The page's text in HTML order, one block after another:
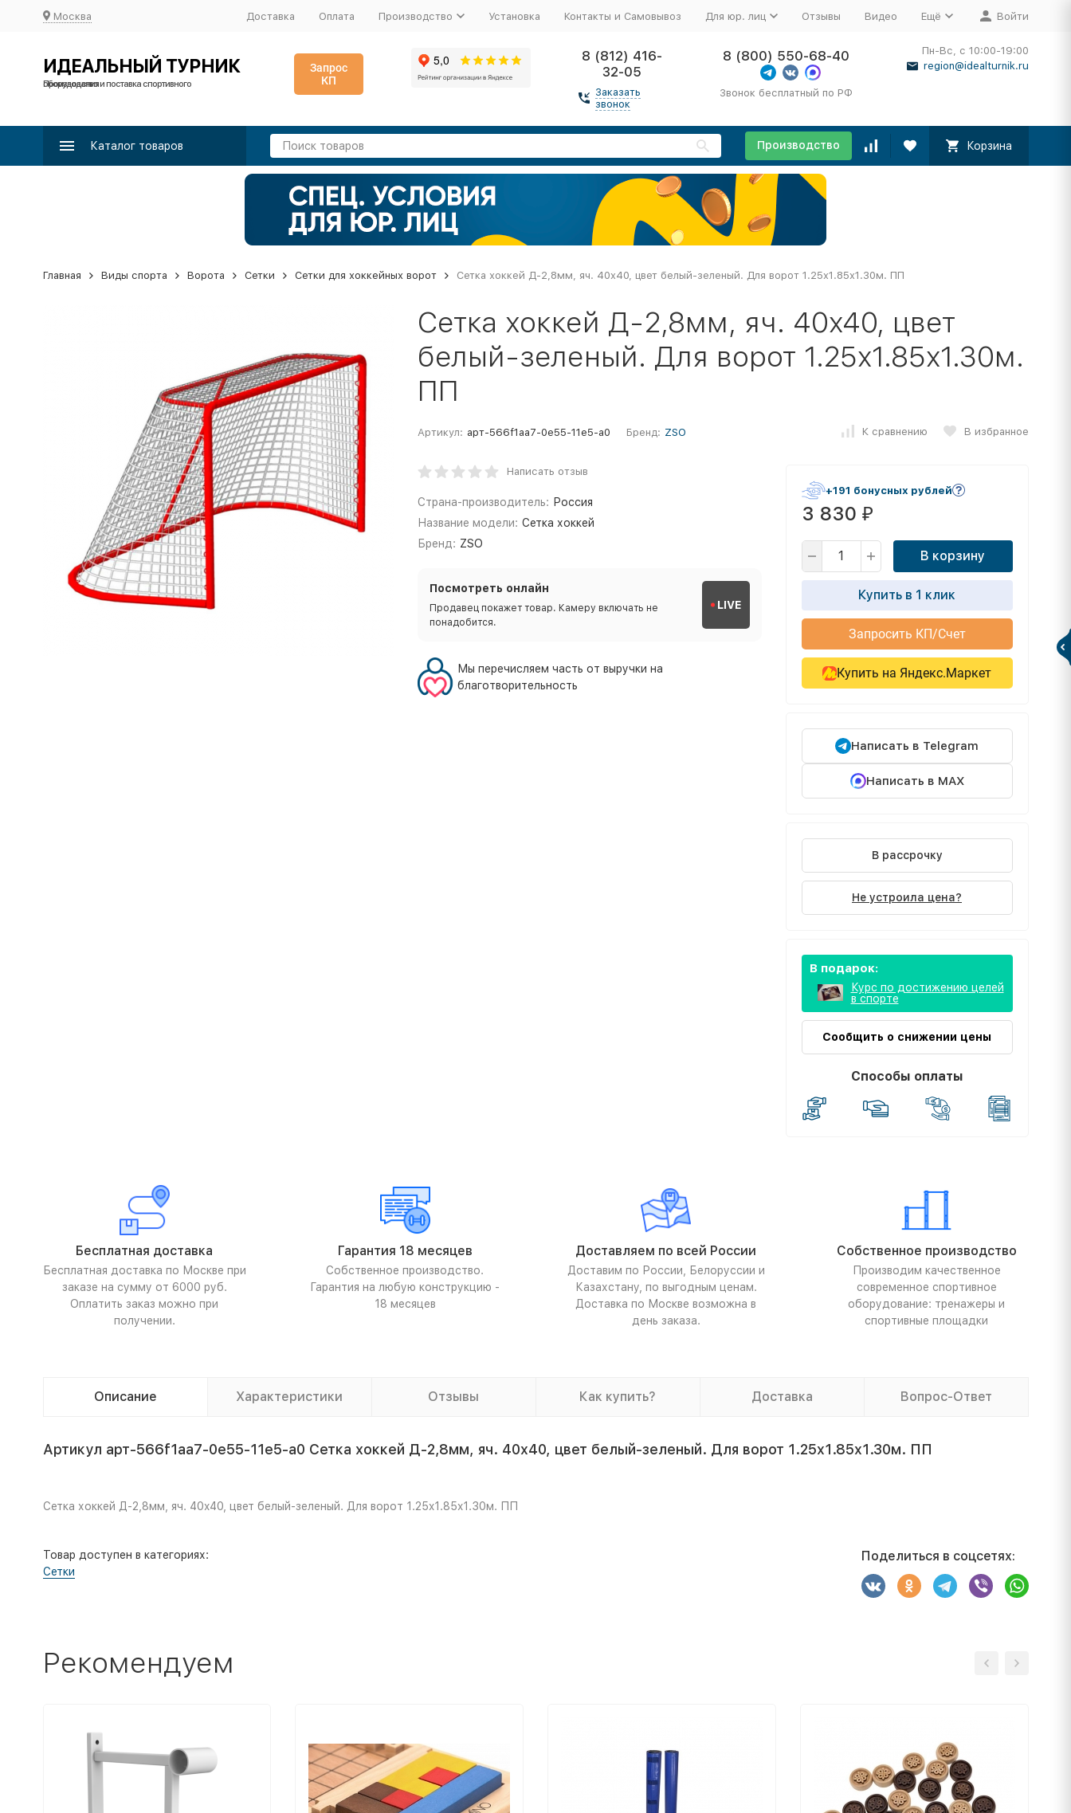
Москва Доставка Оплата Производство Установка Контакты и Самовывоз Для юр. лиц Отзывы Видео Ещё Войти
ИДЕАЛЬНЫЙ ТУРНИК
Производство и поставка спортивного оборудования
Запрос
КП
8 (812) 416-
32-05
Заказать
звонок
8 (800) 550-68-40
Звонок бесплатный по РФ
Пн-Вс, с 10:00-19:00
region@idealturnik.ru
Каталог товаров Производство Корзина
Главная Виды спорта Ворота Сетки Сетки для хоккейных ворот Сетка хоккей Д-2,8мм, яч. 40x40, цвет белый-зеленый. Для ворот 1.25x1.85x1.30м. ПП
Сетка хоккей Д-2,8мм, яч. 40x40, цвет
белый-зеленый. Для ворот 1.25x1.85x1.30м.
ПП
Артикул: арт-566f1aa7-0e55-11e5-a0 Бренд: ZSO К сравнению В избранное
Написать отзыв
Страна-производитель: Россия
Название модели: Сетка хоккей
Бренд: ZSO
Посмотреть онлайн
Продавец покажет товар. Камеру включать не
понадобится.
LIVE
Мы перечисляем часть от выручки на
благотворительность
+191 бонусных рублей
3 830 ₽
В корзину
Купить в 1 клик
Запросить КП/Счет
Купить на Яндекс.Маркет
Написать в Telegram
Написать в MAX
В рассрочку
Не устроила цена?
В подарок:
Курс по достижению целей
в спорте
Сообщить о снижении цены
Способы оплаты
Бесплатная доставка
Бесплатная доставка по Москве при
заказе на сумму от 6000 руб.
Оплатить заказ можно при
получении.
Гарантия 18 месяцев
Собственное производство.
Гарантия на любую конструкцию -
18 месяцев
Доставляем по всей России
Доставим по России, Белоруссии и
Казахстану, по выгодным ценам.
Доставка по Москве возможна в
день заказа.
Собственное производство
Производим качественное
современное спортивное
оборудование: тренажеры и
спортивные площадки
Описание Характеристики Отзывы Как купить? Доставка Вопрос-Ответ
Артикул арт-566f1aa7-0e55-11e5-a0 Сетка хоккей Д-2,8мм, яч. 40x40, цвет белый-зеленый. Для ворот 1.25x1.85x1.30м. ПП
Сетка хоккей Д-2,8мм, яч. 40x40, цвет белый-зеленый. Для ворот 1.25x1.85x1.30м. ПП
Товар доступен в категориях:
Cетки
Поделиться в соцсетях:
Рекомендуем